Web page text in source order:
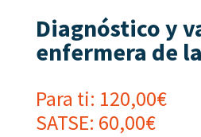
Diagnóstico y
enfermera de
Para ti: 120,00€
SATSE: 60,00€